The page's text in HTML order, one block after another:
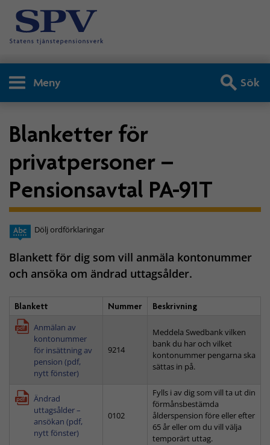
Meny Sök
Blanketter för
privatpersoner –
Pensionsavtal PA-91T
Dölj ordförklaringar
Blankett för dig som vill anmäla kontonummer
och ansöka om ändrad uttagsålder.
Blankett Nummer
Beskrivning
Anmälan av
kontonummer
för insättning av
pension (pdf,
nytt fönster)
9214
Meddela Swedbank vilken
bank du har och vilket
kontonummer pengarna ska
sättas in på.
Ändrad
uttagsålder –
ansökan (pdf,
nytt fönster)
0102
Fylls i av dig som vill ta ut din
förmånsbestämda
ålderspension före eller efter
65 år eller om du vill välja
temporärt uttag.